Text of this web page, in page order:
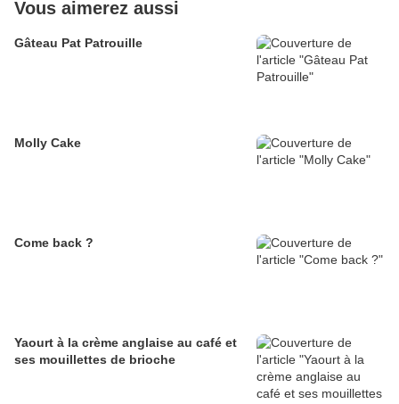
Vous aimerez aussi
Gâteau Pat Patrouille
Molly Cake
Come back ?
Yaourt à la crème anglaise au café et
ses mouillettes de brioche